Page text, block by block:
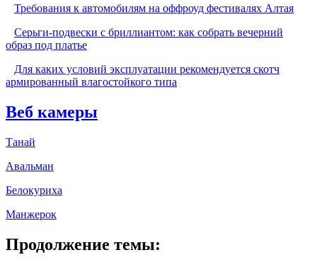
Требования к автомобилям на оффроуд фестивалях Алтая
Серьги-подвески с бриллиантом: как собрать вечерний
образ под платье
Для каких условий эксплуатации рекомендуется скотч
армированный влагостойкого типа
Веб камеры
Танай
Авальман
Белокуриха
Манжерок
Продолжение темы: